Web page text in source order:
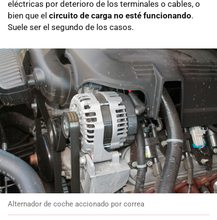
eléctricas por deterioro de los terminales o cables, o
bien que el circuito de carga no esté funcionando.
Suele ser el segundo de los casos.
Alternador de coche accionado por correa